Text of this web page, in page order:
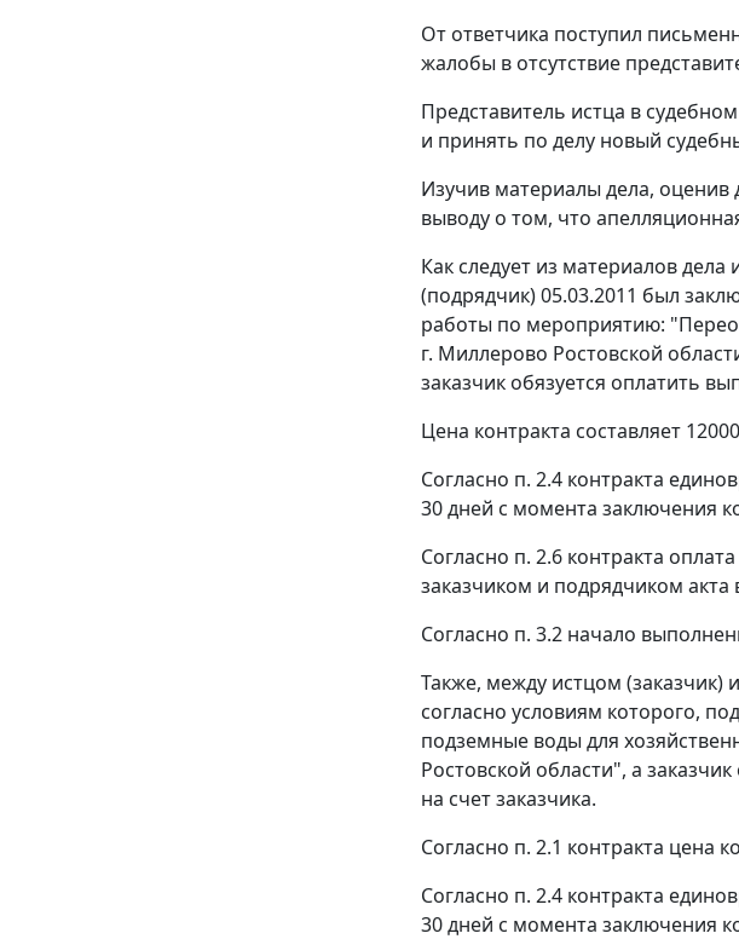
От ответчика поступил
жалобы в отсутствие
Представитель истца в
и принять по делу новый
Изучив материалы дела,
выводу о том, что
Как следует из материалов
(подрядчик) 05.03.2011 был
работы по мероприятию:
г. Миллерово Ростовской
заказчик обязуется оплатить
Цена контракта составляет
Согласно п. 2.4 контракта
30 дней с момента заключения
Согласно п. 2.6 контракта
заказчиком и подрядчиком
Согласно п. 3.2 начало
Также, между истцом (заказчик)
согласно условиям которого,
подземные воды для
Ростовской области", а
на счет заказчика.
Согласно п. 2.1 контракта цена
Согласно п. 2.4 контракта
30 дней с момента заключения